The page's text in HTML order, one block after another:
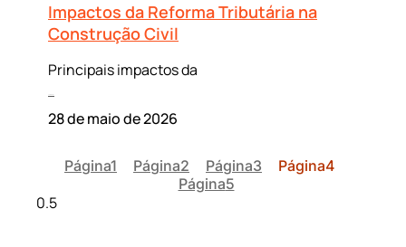
Impactos da Reforma Tributária na
Construção Civil
Principais impactos da
28 de maio de 2026
Página1 Página2 Página3 Página4
Página5